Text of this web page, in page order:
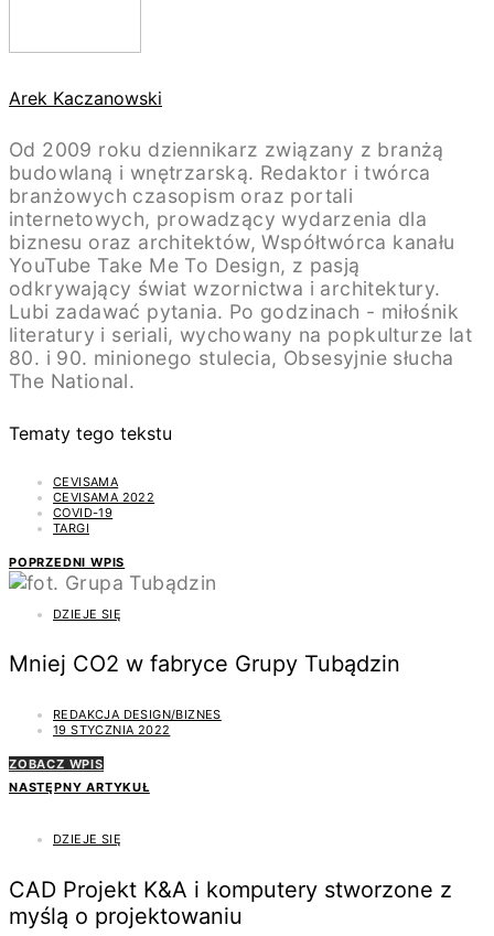
Arek Kaczanowski
Od 2009 roku dziennikarz związany z branżą
budowlaną i wnętrzarską. Redaktor i twórca
branżowych czasopism oraz portali
internetowych, prowadzący wydarzenia dla
biznesu oraz architektów, Współtwórca kanału
YouTube Take Me To Design, z pasją
odkrywający świat wzornictwa i architektury.
Lubi zadawać pytania. Po godzinach - miłośnik
literatury i seriali, wychowany na popkulturze lat
80. i 90. minionego stulecia, Obsesyjnie słucha
The National.
Tematy tego tekstu
CEVISAMA
CEVISAMA 2022
COVID-19
TARGI
POPRZEDNI WPIS
DZIEJE SIĘ
Mniej CO2 w fabryce Grupy Tubądzin
REDAKCJA DESIGN/BIZNES
19 STYCZNIA 2022
ZOBACZ WPIS
NASTĘPNY ARTYKUŁ
DZIEJE SIĘ
CAD Projekt K&A i komputery stworzone z
myślą o projektowaniu